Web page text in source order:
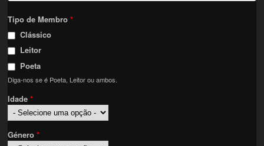
Tipo de Membro*
Clássico
Leitor
Poeta
Diga-nos se é Poeta, Leitor ou ambos.
Idade*
Género*